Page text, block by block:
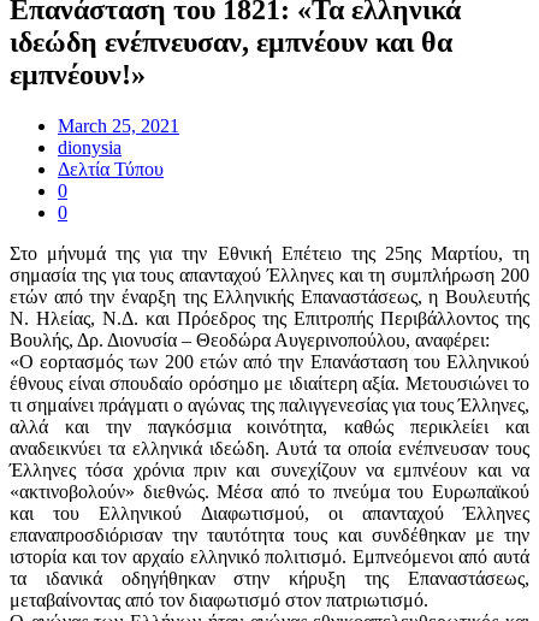
Επανάσταση του 1821: «Τα ελληνικά
ιδεώδη ενέπνευσαν, εμπνέουν και θα
εμπνέουν!»
March 25, 2021
dionysia
Δελτία Τύπου
0
0
Στο μήνυμά της για την Εθνική Επέτειο της 25ης Μαρτίου, τη
σημασία της για τους απανταχού Έλληνες και τη συμπλήρωση 200
ετών από την έναρξη της Ελληνικής Επαναστάσεως, η Βουλευτής
Ν. Ηλείας, Ν.Δ. και Πρόεδρος της Επιτροπής Περιβάλλοντος της
Βουλής, Δρ. Διονυσία – Θεοδώρα Αυγερινοπούλου, αναφέρει:
«Ο εορτασμός των 200 ετών από την Επανάσταση του Ελληνικού
έθνους είναι σπουδαίο ορόσημο με ιδιαίτερη αξία. Μετουσιώνει το
τι σημαίνει πράγματι ο αγώνας της παλιγγενεσίας για τους Έλληνες,
αλλά και την παγκόσμια κοινότητα, καθώς περικλείει και
αναδεικνύει τα ελληνικά ιδεώδη. Αυτά τα οποία ενέπνευσαν τους
Έλληνες τόσα χρόνια πριν και συνεχίζουν να εμπνέουν και να
«ακτινοβολούν» διεθνώς. Μέσα από το πνεύμα του Ευρωπαϊκού
και του Ελληνικού Διαφωτισμού, οι απανταχού Έλληνες
επαναπροσδιόρισαν την ταυτότητα τους και συνδέθηκαν με την
ιστορία και τον αρχαίο ελληνικό πολιτισμό. Εμπνεόμενοι από αυτά
τα ιδανικά οδηγήθηκαν στην κήρυξη της Επαναστάσεως,
μεταβαίνοντας από τον διαφωτισμό στον πατριωτισμό.